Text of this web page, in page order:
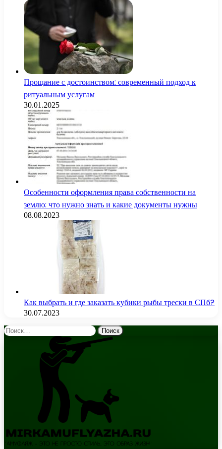
Прощание с достоинством: современный подход к
ритуальным услугам
30.01.2025
Особенности оформления права собственности на
землю: что нужно знать и какие документы нужны
08.08.2023
Как выбрать и где заказать кубики рыбы трески в СПб?
30.07.2023
Найти: